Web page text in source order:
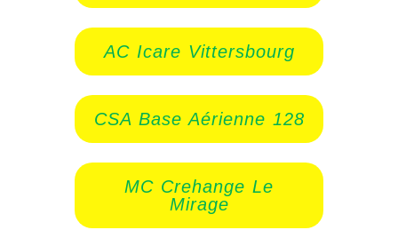
AC Icare Vittersbourg
CSA Base Aérienne 128
MC Crehange Le
Mirage